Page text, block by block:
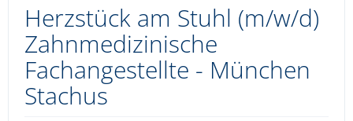
Herzstück am Stuhl (m/w/d)
Zahnmedizinische
Fachangestellte - München
Stachus